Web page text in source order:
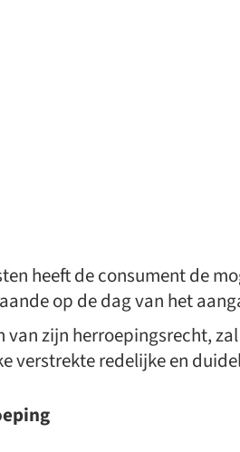
heeft de consument de
op de dag van het
van zijn herroepingsrecht,
verstrekte redelijke en